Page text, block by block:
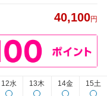
40,100円
12水 13木 14金 15土